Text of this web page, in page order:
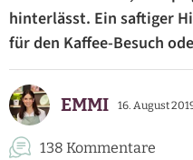
hinterlässt. Ein saftiger
für den Kaffee-Besuch
EMMI 16. August
138 Kommentare